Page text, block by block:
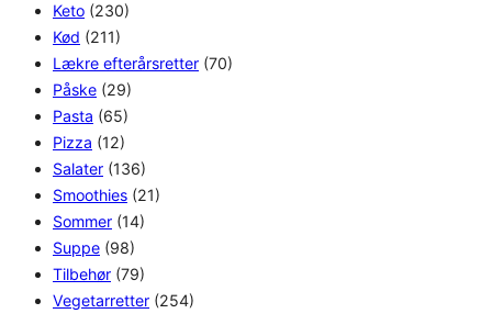
Keto (230)
Kød (211)
Lækre efterårsretter (70)
Påske (29)
Pasta (65)
Pizza (12)
Salater (136)
Smoothies (21)
Sommer (14)
Suppe (98)
Tilbehør (79)
Vegetarretter (254)